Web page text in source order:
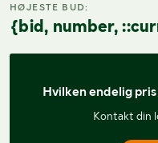
HØJESTE BUD:
{bid, number,
Hvilken endelig
Kontakt din